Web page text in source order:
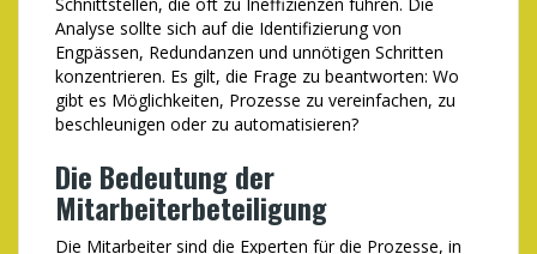
Analyse sollte sich auf die Identifizierung von
Engpässen, Redundanzen und unnötigen Schritten
konzentrieren. Es gilt, die Frage zu beantworten: Wo
gibt es Möglichkeiten, Prozesse zu vereinfachen, zu
beschleunigen oder zu automatisieren?
Die Bedeutung der
Mitarbeiterbeteiligung
Die Mitarbeiter sind die Experten für die Prozesse, in